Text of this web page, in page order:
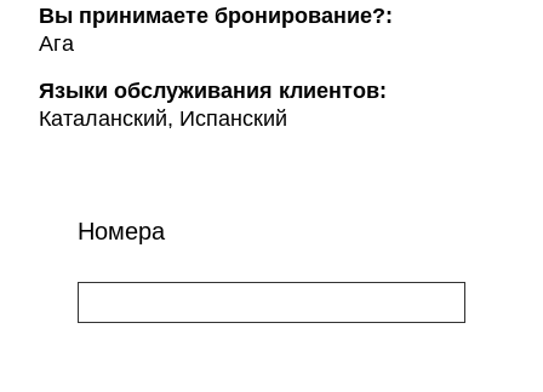
Вы принимаете бронирование?:
Ага
Языки обслуживания клиентов:
Каталанский, Испанский
Номера